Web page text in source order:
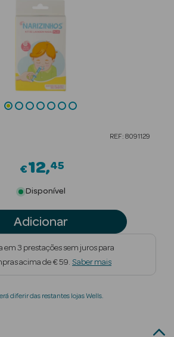
REF: 8091129
€12 45
Disponível
Adicionar
em 3 prestações sem juros para
acima de € 59. Saber mais
diferir das restantes lojas Wells.